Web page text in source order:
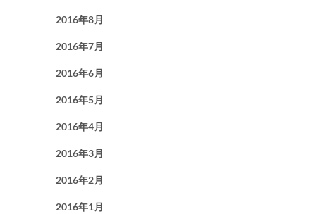
2016年8月
2016年7月
2016年6月
2016年5月
2016年4月
2016年3月
2016年2月
2016年1月